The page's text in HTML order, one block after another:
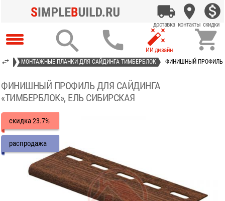
   
МОНТАЖНЫЕ ПЛАНКИ ДЛЯ САЙДИНГА ТИМБЕРБЛОК ФИНИШНЫЙ ПРОФИЛЬ
ФИНИШНЫЙ ПРОФИЛЬ ДЛЯ САЙДИНГА
«ТИМБЕРБЛОК», ЕЛЬ СИБИРСКАЯ
скидка23.7%
распродажа